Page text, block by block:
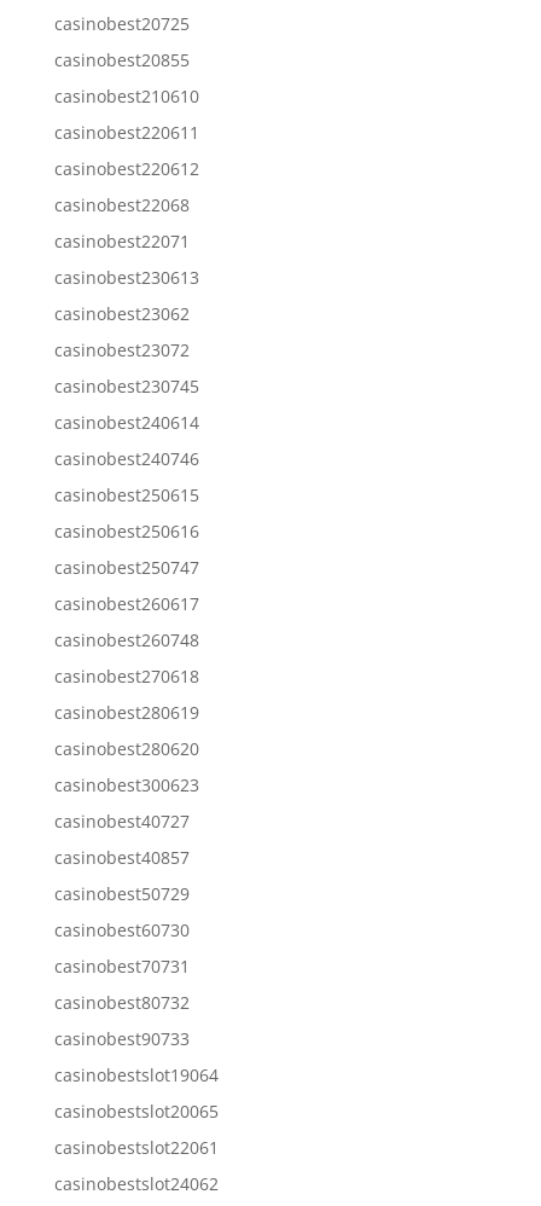
casinobest20725
casinobest20855
casinobest210610
casinobest220611
casinobest220612
casinobest22068
casinobest22071
casinobest230613
casinobest23062
casinobest23072
casinobest230745
casinobest240614
casinobest240746
casinobest250615
casinobest250616
casinobest250747
casinobest260617
casinobest260748
casinobest270618
casinobest280619
casinobest280620
casinobest300623
casinobest40727
casinobest40857
casinobest50729
casinobest60730
casinobest70731
casinobest80732
casinobest90733
casinobestslot19064
casinobestslot20065
casinobestslot22061
casinobestslot24062